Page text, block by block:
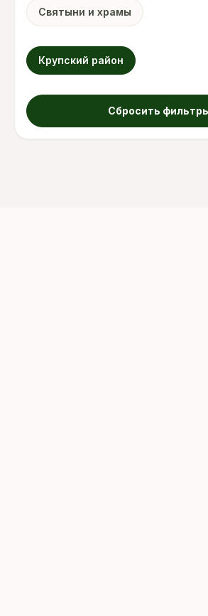
Святыни и храмы
Крупский район
Сбросить